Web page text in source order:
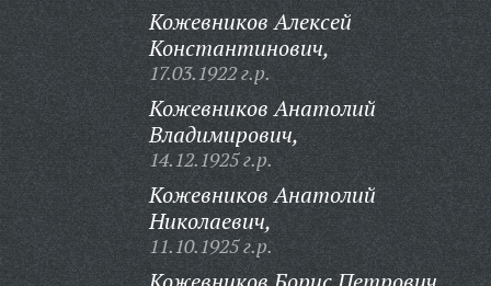
Кожевников Алексей
Константинович,
17.03.1922 г.р.
Кожевников Анатолий
Владимирович,
14.12.1925 г.р.
Кожевников Анатолий
Николаевич,
11.10.1925 г.р.